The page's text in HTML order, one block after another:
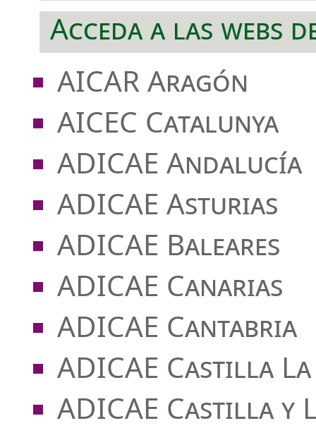
Acceda a las webs
AICAR Aragón
AICEC Catalunya
ADICAE Andalucía
ADICAE Asturias
ADICAE Baleares
ADICAE Canarias
ADICAE Cantabria
ADICAE Castilla
ADICAE Castilla y